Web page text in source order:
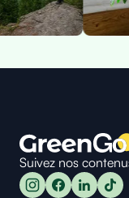
Suivez nos